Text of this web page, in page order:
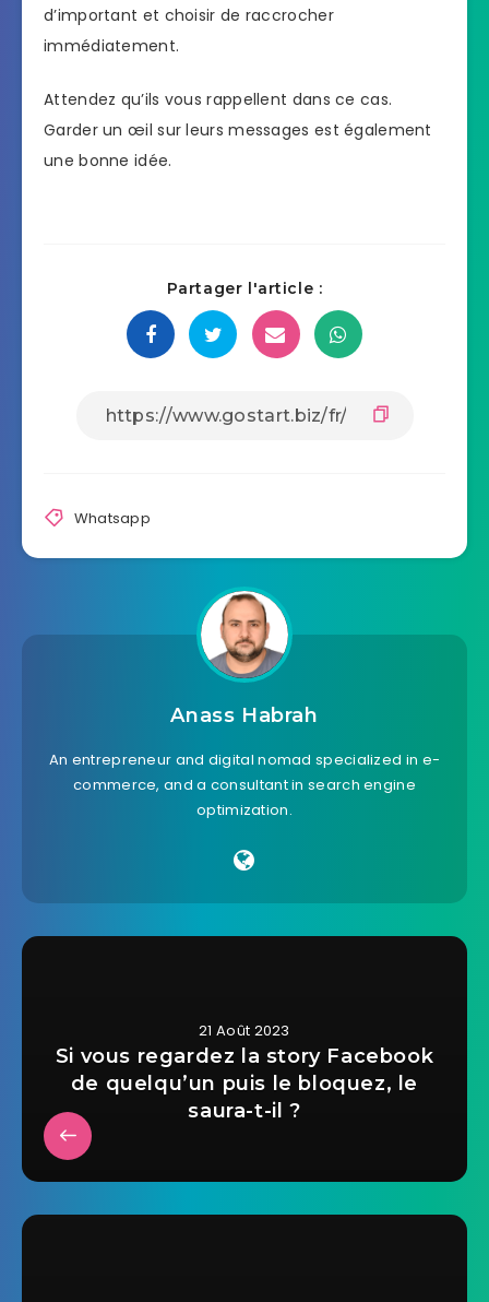
d’important et choisir de raccrocher
immédiatement.
Attendez qu’ils vous rappellent dans ce cas.
Garder un œil sur leurs messages est également
une bonne idée.
Partager l'article :
Whatsapp
Anass Habrah
An entrepreneur and digital nomad specialized in e-
commerce, and a consultant in search engine
optimization.
21 Août 2023
Si vous regardez la story Facebook
de quelqu’un puis le bloquez, le
saura-t-il ?